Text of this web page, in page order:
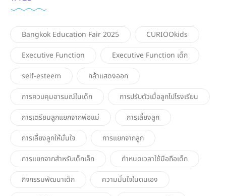
Bangkok Education Fair 2025
CURIOOkids
Executive Function
Executive Function เด็ก
self-esteem
กล้าแสดงออก
การควบคุมอารมณ์ในเด็ก
การปรับตัวเมื่อลูกไปโรงเรียน
การเตรียมลูกแยกจากพ่อแม่
การเลี้ยงลูก
การเลี้ยงลูกให้มั่นใจ
การแยกจากลูก
การแยกจากสำหรับเด็กเล็ก
กำหนดเวลาใช้มือถือเด็ก
กิจกรรมพัฒนาเด็ก
ความมั่นใจในตนเอง